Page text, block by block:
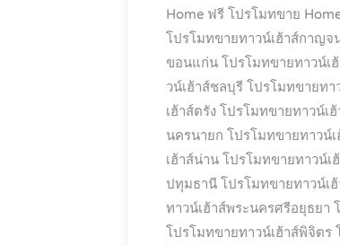
Home ฟรี โปรโมทขาย
โปรโมทขายทาวน์เฮ้าส์กาญจ
ขอนแก่น โปรโมทขายทาวน์เ
วน์เฮ้าส์ชลบุรี โปรโมทขายทา
เฮ้าส์ตรัง โปรโมทขายทาวน์เ
นครนายก โปรโมทขายทาวน์
เฮ้าส์น่าน โปรโมทขายทาวน์เ
ปทุมธานี โปรโมทขายทาวน์เ
ทาวน์เฮ้าส์พระนครศรีอยุธยา
โปรโมทขายทาวน์เฮ้าส์พิจิตร